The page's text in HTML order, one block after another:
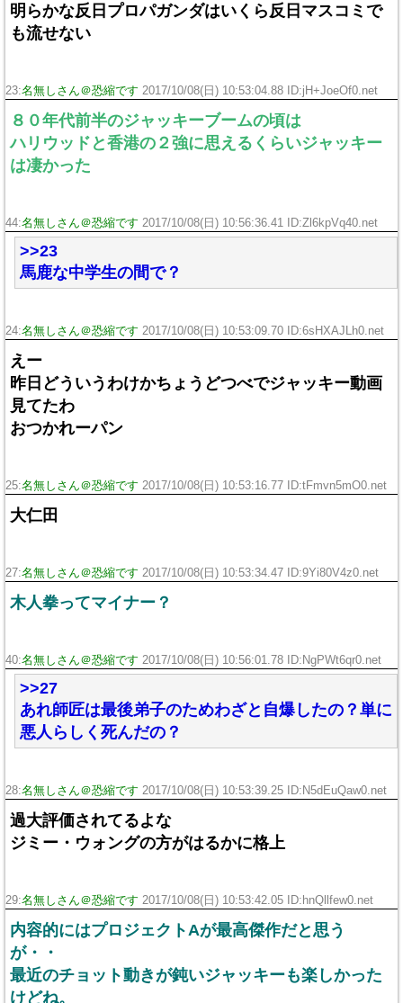
明らかな反日プロパガンダはいくら反日マスコミで
も流せない
23:名無しさん＠恐縮です 2017/10/08(日) 10:53:04.88 ID:jH+JoeOf0.net
８０年代前半のジャッキーブームの頃は
ハリウッドと香港の２強に思えるくらいジャッキー
は凄かった
44:名無しさん＠恐縮です 2017/10/08(日) 10:56:36.41 ID:Zl6kpVq40.net
>>23
馬鹿な中学生の間で？
24:名無しさん＠恐縮です 2017/10/08(日) 10:53:09.70 ID:6sHXAJLh0.net
えー
昨日どういうわけかちょうどつべでジャッキー動画
見てたわ
おつかれーパン
25:名無しさん＠恐縮です 2017/10/08(日) 10:53:16.77 ID:tFmvn5mO0.net
大仁田
27:名無しさん＠恐縮です 2017/10/08(日) 10:53:34.47 ID:9Yi80V4z0.net
木人拳ってマイナー？
40:名無しさん＠恐縮です 2017/10/08(日) 10:56:01.78 ID:NgPWt6qr0.net
>>27
あれ師匠は最後弟子のためわざと自爆したの？単に
悪人らしく死んだの？
28:名無しさん＠恐縮です 2017/10/08(日) 10:53:39.25 ID:N5dEuQaw0.net
過大評価されてるよな
ジミー・ウォングの方がはるかに格上
29:名無しさん＠恐縮です 2017/10/08(日) 10:53:42.05 ID:hnQllfew0.net
内容的にはプロジェクトAが最高傑作だと思う
が・・
最近のチョット動きが鈍いジャッキーも楽しかった
けどね。